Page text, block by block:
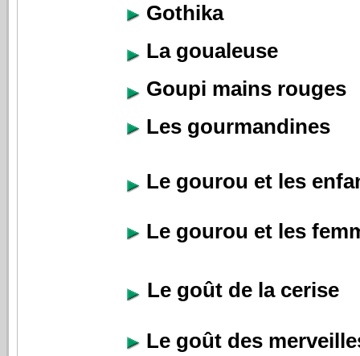
Gothika
La goualeuse
Goupi mains rouges
Les gourmandines
Le gourou et les
Le gourou et les
Le goût de la cerise
Le goût des